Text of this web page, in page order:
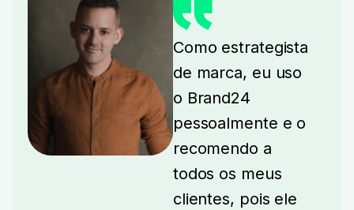
Como estrategista
de marca, eu uso
o Brand24
pessoalmente e o
recomendo a
todos os meus
clientes, pois ele